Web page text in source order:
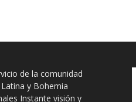
de la comunidad
y Bohemia
Instante visión y